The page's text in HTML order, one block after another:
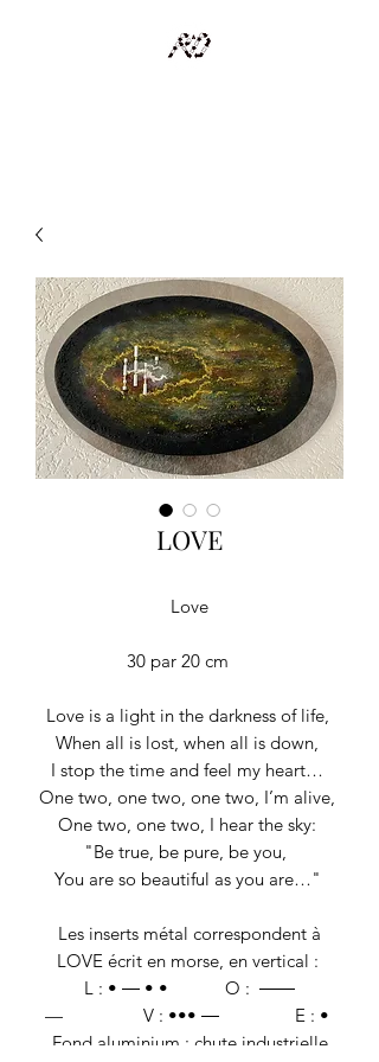
LOVE
Love
30 par 20 cm
Love is a light in the darkness of life,
When all is lost, when all is down,
I stop the time and feel my heart…
One two, one two, one two, I’m alive,
One two, one two, I hear the sky:
"Be true, be pure, be you,
You are so beautiful as you are…"
Les inserts métal correspondent à
LOVE écrit en morse, en vertical :
L : • ― • • O : ――
— V : ••• ― E : •
Fond aluminium : chute industrielle